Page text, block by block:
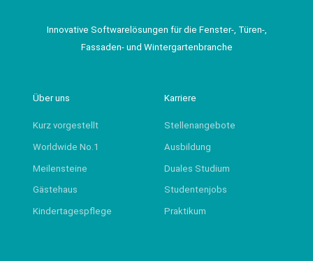
Innovative Softwarelösungen für die Fenster-, Türen-,
Fassaden- und Wintergartenbranche
Über uns
Kurz vorgestellt
Worldwide No.1
Meilensteine
Gästehaus
Kindertagespflege
Karriere
Stellenangebote
Ausbildung
Duales Studium
Studentenjobs
Praktikum